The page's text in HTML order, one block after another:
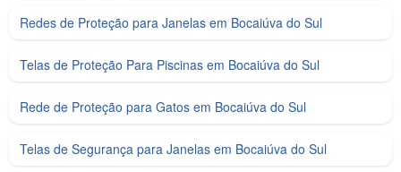
Redes de Proteção para Janelas em Bocaiúva do Sul
Telas de Proteção Para Piscinas em Bocaiúva do Sul
Rede de Proteção para Gatos em Bocaiúva do Sul
Telas de Segurança para Janelas em Bocaiúva do Sul